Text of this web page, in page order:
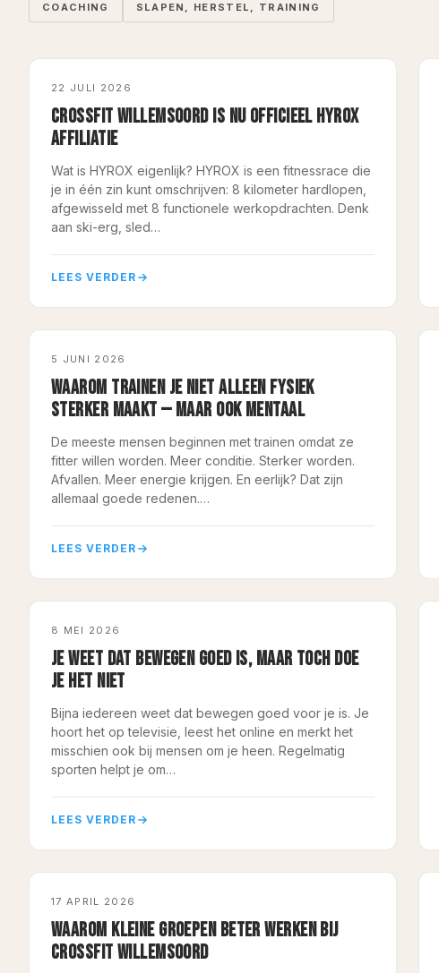
COACHING SLAPEN, HERSTEL, TRAINING
22 JULI 2026
CROSSFIT WILLEMSOORD IS NU OFFICIEEL HYROX
AFFILIATIE
Wat is HYROX eigenlijk? HYROX is een fitnessrace die
je in één zin kunt omschrijven: 8 kilometer hardlopen,
afgewisseld met 8 functionele werkopdrachten. Denk
aan ski-erg, sled…
LEES VERDER
5 JUNI 2026
WAAROM TRAINEN JE NIET ALLEEN FYSIEK
STERKER MAAKT — MAAR OOK MENTAAL
De meeste mensen beginnen met trainen omdat ze
fitter willen worden. Meer conditie. Sterker worden.
Afvallen. Meer energie krijgen. En eerlijk? Dat zijn
allemaal goede redenen.…
LEES VERDER
8 MEI 2026
JE WEET DAT BEWEGEN GOED IS, MAAR TOCH DOE
JE HET NIET
Bijna iedereen weet dat bewegen goed voor je is. Je
hoort het op televisie, leest het online en merkt het
misschien ook bij mensen om je heen. Regelmatig
sporten helpt je om…
LEES VERDER
17 APRIL 2026
WAAROM KLEINE GROEPEN BETER WERKEN BIJ
CROSSFIT WILLEMSOORD